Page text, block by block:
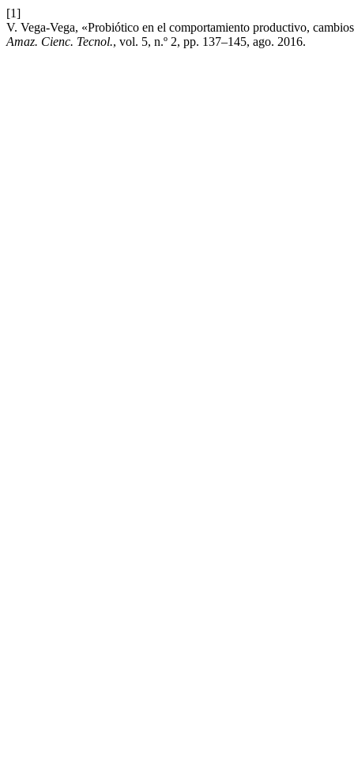
[1]
V. Vega-Vega, «Probiótico en el comportamiento productivo,
Amaz. Cienc. Tecnol., vol. 5, n.º 2, pp. 137–145, ago. 2016.